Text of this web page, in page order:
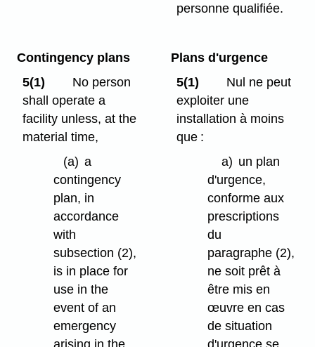
personne qualifiée.
Contingency plans
5(1)
No person
shall operate a
facility unless, at the
material time,
(a) a
contingency
plan, in
accordance
with
subsection (2),
is in place for
use in the
event of an
emergency
arising in the
Plans d'urgence
5(1)
Nul ne peut
exploiter une
installation à moins
que :
a) un plan
d'urgence,
conforme aux
prescriptions
du
paragraphe (2),
ne soit prêt à
être mis en
œuvre en cas
de situation
d'urgence se